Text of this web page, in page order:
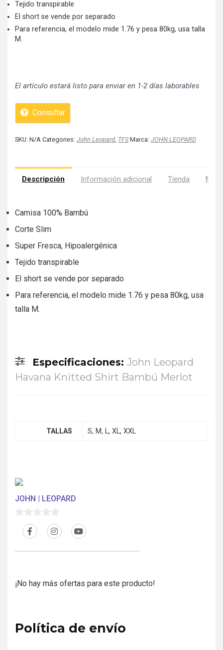
Tejido transpirable
El short se vende por separado
Para referencia, el modelo mide 1.76 y pesa 80kg, usa talla
M.
El artículo estará listo para enviar en 1-2 días laborables
Consultar
SKU: N/A Categories: John Leopard, TFS Marca: JOHN LEOPARD
Descripción Información adicional Tienda Más
Camisa 100% Bambú
Corte Slim
Super Fresca, Hipoalergénica
Tejido transpirable
El short se vende por separado
Para referencia, el modelo mide 1.76 y pesa 80kg, usa
talla M.
Especificaciones: John Leopard
Havana Knitted Shirt Bambú Merlot
TALLAS S, M, L, XL, XXL
JOHN | LEOPARD
¡No hay más ofertas para este producto!
Política de envío